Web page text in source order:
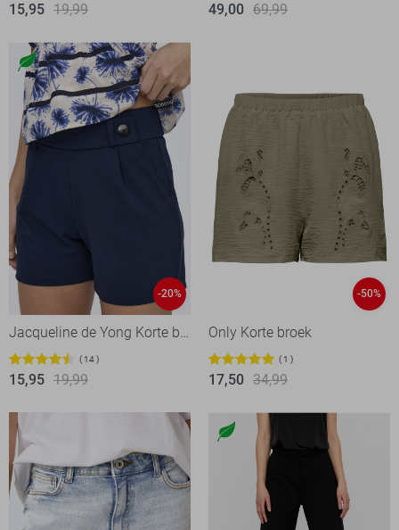
15,95 19,99 49,00 69,99
-20%
Jacqueline de Yong Korte broek
14
15,95 19,99
-50%
Only Korte broek
1
17,50 34,99